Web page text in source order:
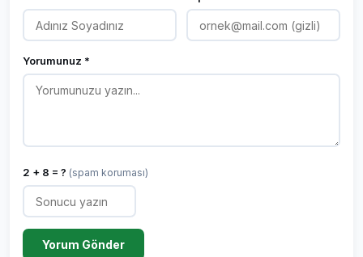
Yorumunuz *
2 + 8 = ? (spam koruması)
Yorum Gönder